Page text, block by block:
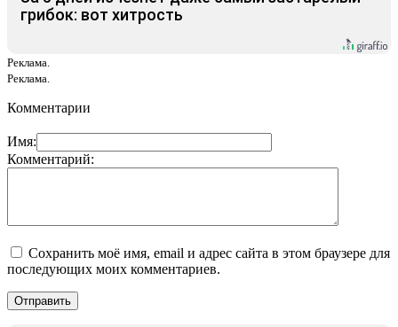
грибок: вот хитрость
Реклама.
Реклама.
Комментарии
Имя:
Комментарий:
Сохранить моё имя, email и адрес сайта в этом браузере для
последующих моих комментариев.